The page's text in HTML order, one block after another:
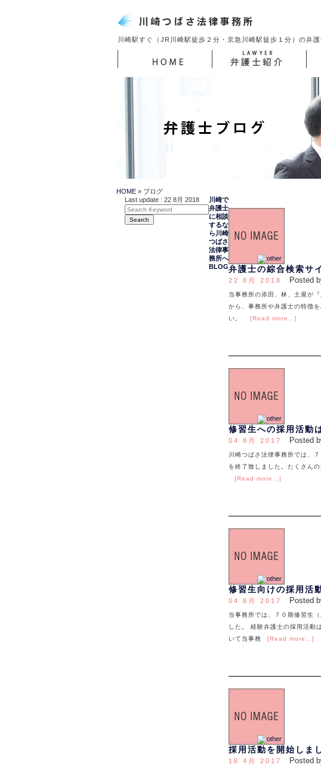
川崎駅すぐ（JR川崎駅徒歩２分・京急川崎駅徒歩１分）の弁
HOME
ブログ
Last update : 22 8月 2018
川崎で
弁護士
に相談
するな
ら川崎
つばさ
法律事
務所へ
BLOG弁護士の綜合検索サ
22 8月 2018 Posted
当事務所の添田、林、土屋が
から、事務所や弁護士の特徴
い。
[Read more…]
修習生への採用活動
04 8月 2017 Posted
川崎つばさ法律事務所では、
を終了致しました。たくさん
[Read more…]
修習生向けの採用活
04 8月 2017 Posted
当事務所では、７０期修習生
した。 経験弁護士の採用活動
いて当事務
[Read more…]
採用活動を開始しま
18 4月 2017 Posted